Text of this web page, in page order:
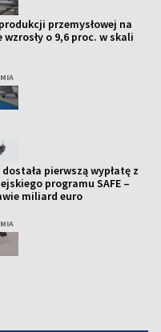
przemysłowej na
wzrosły o 9,6 proc. w skali
pierwszą wypłatę z
programu SAFE –
miliard euro